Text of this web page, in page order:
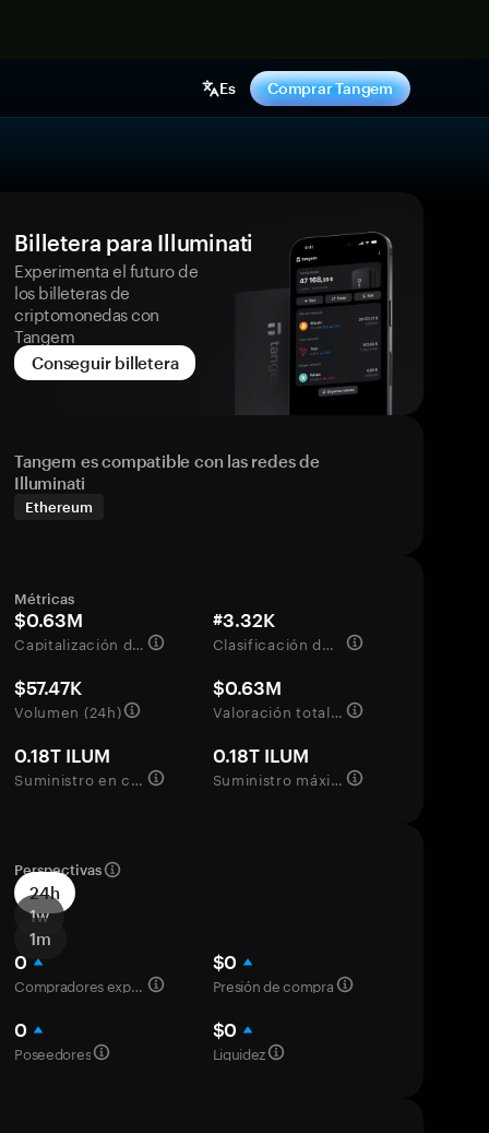
Es Comprar Tangem
Billetera para Illuminati
Experimenta el futuro de
los billeteras de
criptomonedas con
Tangem
Conseguir billetera
Tangem es compatible con las redes de
Illuminati
Ethereum
Métricas
$0.63M
Capitalización de mercado
#3.32K
Clasificación del mercado
$57.47K
Volumen (24h)
$0.63M
Valoración totalmente diluida
0.18T ILUM
Suministro en circulación
0.18T ILUM
Suministro máximo
Perspectivas
24h
1w
1m
0
Compradores experimentados
$0
Presión de compra
0
Poseedores
$0
Liquidez